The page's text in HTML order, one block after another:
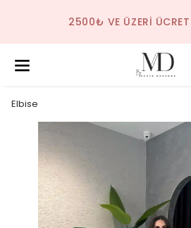
2500₺ VE ÜZERI
Elbise